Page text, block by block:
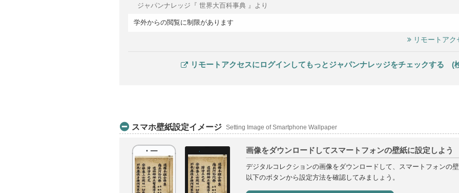
ジャパンナレッジ『 世界大百科事典 』より
学外からの閲覧に制限があります
リモートア
リモートアクセスにログインしてもっとジャパンナレッジをチェックする (
スマホ壁紙設定イメージ Setting Image of Smartphone Wallpaper
画像をダウンロードしてスマートフォンの壁紙に設定しよう
デジタルコレクションの画像をダウンロードして、スマートフォンの
以下のボタンから設定方法を確認してみましょう。